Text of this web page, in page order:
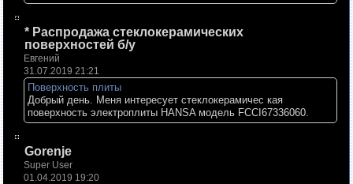
* Распродажа стеклокерамических
поверхностей б/у
Евгений
31.07.2019 21:21
Поверхность плиты
Добрый день. Меня интересует стеклокерамичес кая
поверхность электроплиты HANSA модель FCCI67336060.
Gorenje
Super User
01.04.2019 19:20